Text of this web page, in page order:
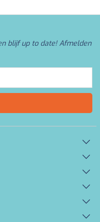
blijf up to date! Afmelden